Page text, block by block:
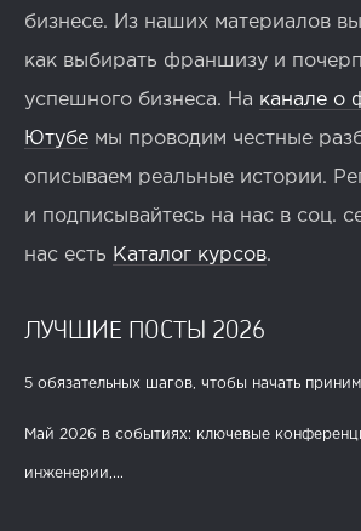
бизнесе. Из наших материалов
как выбирать франшизу и
успешного бизнеса. На канале о
Ютубе мы проводим честные
описываем реальные истории.
и подписывайтесь на нас в соц.
нас есть Каталог курсов.
ЛУЧШИЕ ПОСТЫ 2026
5 обязательных шагов, чтобы начать
Май 2026 в событиях: ключевые
инженерии,...